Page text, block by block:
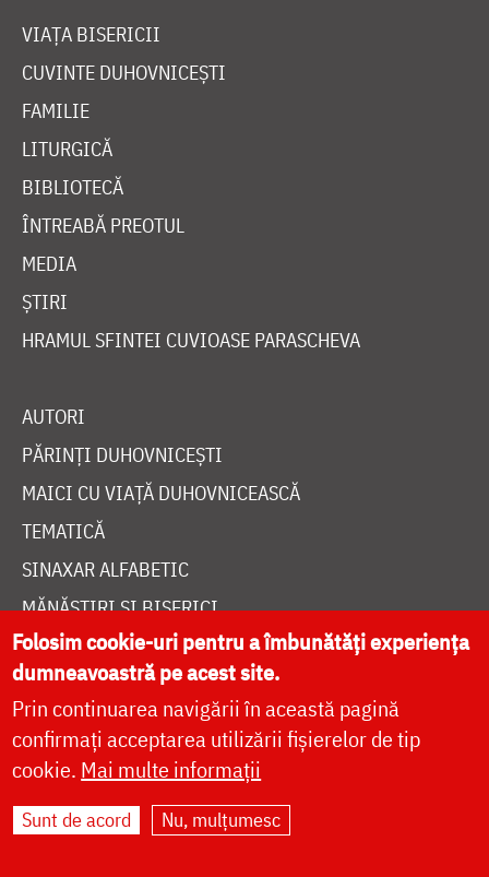
VIAȚA BISERICII
CUVINTE DUHOVNICEȘTI
FAMILIE
LITURGICĂ
BIBLIOTECĂ
ÎNTREABĂ PREOTUL
MEDIA
ȘTIRI
HRAMUL SFINTEI CUVIOASE PARASCHEVA
AUTORI
PĂRINȚI DUHOVNICEȘTI
MAICI CU VIAȚĂ DUHOVNICEASCĂ
TEMATICĂ
SINAXAR ALFABETIC
MĂNĂSTIRI ȘI BISERICI
CALENDAR ORTODOX
WIDGET DOXOLOGIA
RADIO DOXOLOGIA
Folosim cookie-uri pentru a îmbunătăți experiența
dumneavoastră pe acest site.
Prin continuarea navigării în această pagină
confirmați acceptarea utilizării fișierelor de tip
cookie. Mai multe informații
Sunt de acord Nu, mulțumesc